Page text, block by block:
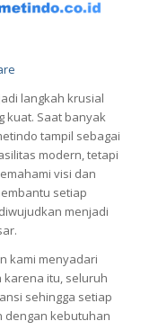
langkah krusial
kuat. Saat banyak
tampil sebagai
modern, tetapi
visi dan
setiap
menjadi
kami menyadari
itu, seluruh
sehingga setiap
dengan kebutuhan